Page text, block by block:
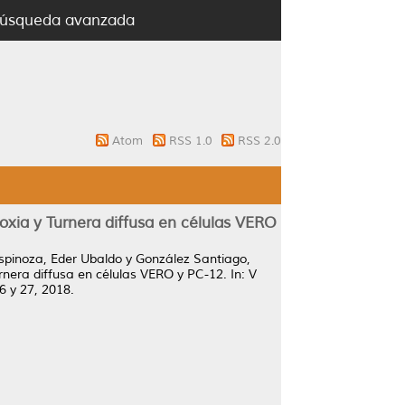
avanzada
Atom RSS 1.0 RSS 2.0
y Turnera diffusa en células VERO
Eder Ubaldo y González Santiago,
diffusa en células VERO y PC-12. In: V
y 27, 2018.